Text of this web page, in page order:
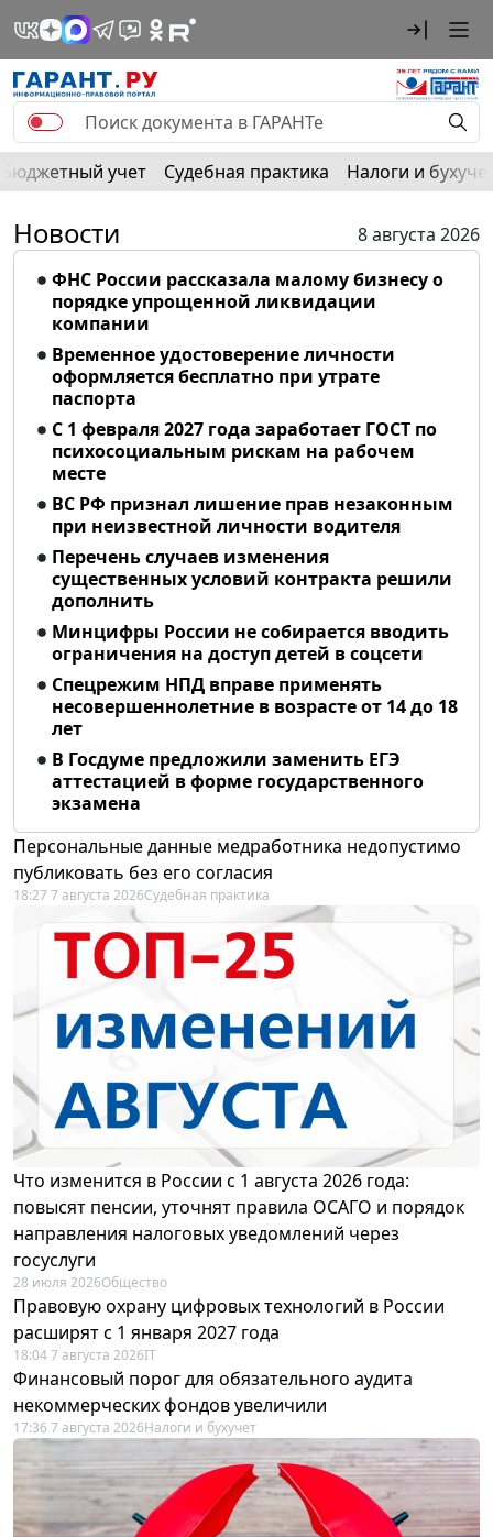
Бюджетный учет Судебная практика Налоги и
Новости
8 августа 2026
ФНС России рассказала малому бизнесу о
порядке упрощенной ликвидации
компании
Временное удостоверение личности
оформляется бесплатно при утрате
паспорта
С 1 февраля 2027 года заработает ГОСТ по
психосоциальным рискам на рабочем
месте
ВС РФ признал лишение прав незаконным
при неизвестной личности водителя
Перечень случаев изменения
существенных условий контракта решили
дополнить
Минцифры России не собирается вводить
ограничения на доступ детей в соцсети
Спецрежим НПД вправе применять
несовершеннолетние в возрасте от 14 до 18
лет
В Госдуме предложили заменить ЕГЭ
аттестацией в форме государственного
экзамена
Персональные данные медработника недопустимо
публиковать без его согласия
18:27 7 августа 2026Судебная практика
Что изменится в России с 1 августа 2026 года:
повысят пенсии, уточнят правила ОСАГО и порядок
направления налоговых уведомлений через
госуслуги
28 июля 2026Общество
Правовую охрану цифровых технологий в России
расширят с 1 января 2027 года
18:04 7 августа 2026IT
Финансовый порог для обязательного аудита
некоммерческих фондов увеличили
17:36 7 августа 2026Налоги и бухучет